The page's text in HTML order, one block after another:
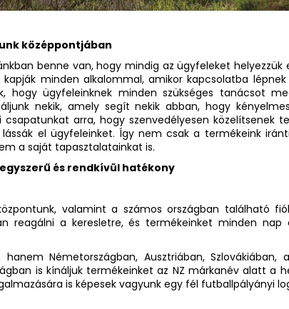
középpontjában
benne van, hogy mindig az ügyfeleket helyezzük
minden alkalommal, amikor kapcsolatba lépnek
hogy ügyfeleinknek minden szükséges tanácsot
nekik, amely segít nekik abban, hogy
csapatunkat arra, hogy szenvedélyesen közelítsenek
el ügyfeleinket. Így nem csak a termékeink
a saját tapasztalatainkat is.
és rendkívül hatékony
valamint a számos országban található
reagálni a keresletre, és termékeinket minden nap
Németországban, Ausztriában, Szlovákiában,
is kínáljuk termékeinket az NZ márkanév alatt a
is képesek vagyunk egy fél futballpályányi